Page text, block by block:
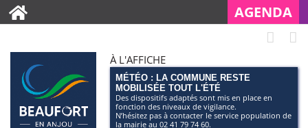
AGENDA
À L'AFFICHE
MÉTÉO : LA COMMUNE RESTE
MOBILISÉE TOUT L'ÉTÉ
Des dispositifs adaptés sont mis en place en
fonction des niveaux de vigilance.
N’hésitez pas à contacter le service population de
la mairie au 02 41 79 74 60.